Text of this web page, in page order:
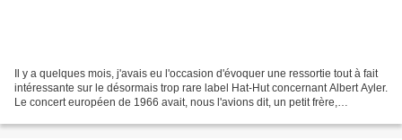
Il y a quelques mois, j'avais eu l'occasion d'évoquer une ressortie tout à fait
intéressante sur le désormais trop rare label Hat-Hut concernant Albert Ayler.
Le concert européen de 1966 avait, nous l'avions dit, un petit frère,